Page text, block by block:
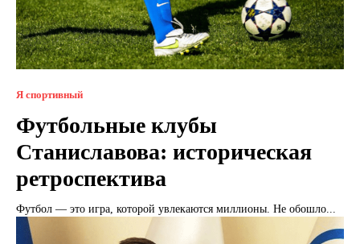
Я спортивный
Футбольные клубы
Станиславова: историческая
ретроспектива
Футбол — это игра, которой увлекаются миллионы. Не обошло...